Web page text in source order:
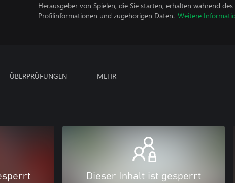
Herausgeber von Spielen, die Sie starten, erhalten während
Profilinformationen und zugehörigen Daten. Weitere
ÜBERPRÜFUNGEN MEHR
Dieser Inhalt ist gesperrt